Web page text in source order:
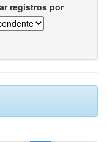
registros por